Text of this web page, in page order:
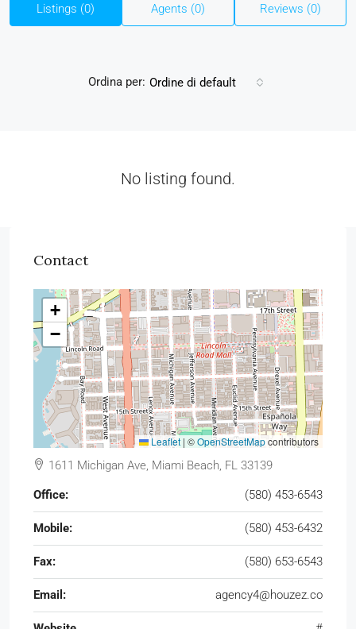
Listings (0) Agents (0) Reviews (0)
Ordina per: Ordine di default
No listing found.
Contact
+
−
Leaflet | ©OpenStreetMapcontributors
1611 Michigan Ave, Miami Beach, FL 33139
Office: (580) 453-6543
Mobile: (580) 453-6432
Fax: (580) 653-6543
Email: agency4@houzez.co